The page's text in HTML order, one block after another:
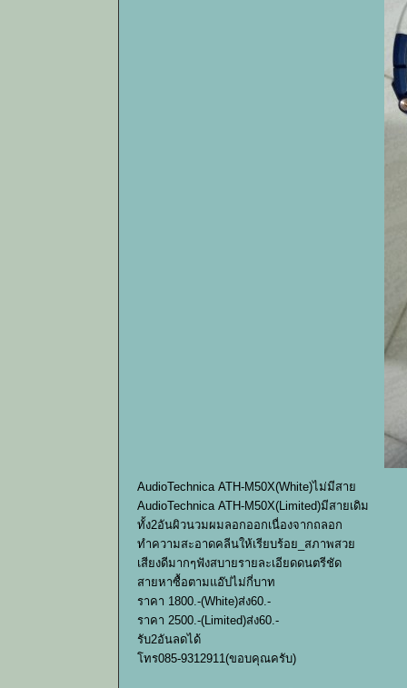
AudioTechnica ATH-M50X(White)ไม่มีสาย
AudioTechnica ATH-M50X(Limited)มีสายเดิม
ทั้ง2อันผิวนวมผมลอกออกเนื่องจากถลอก
ทำความสะอาดคลีนให้เรียบร้อย_สภาพสวย
เสียงดีมากๆฟังสบายรายละเอียดดนตรีชัด
สายหาซื้อตามแอ๊ปไม่กี่บาท
ราคา 1800.-(White)ส่ง60.-
ราคา 2500.-(Limited)ส่ง60.-
รับ2อันลดได้
โทร085-9312911(ขอบคุณครับ)